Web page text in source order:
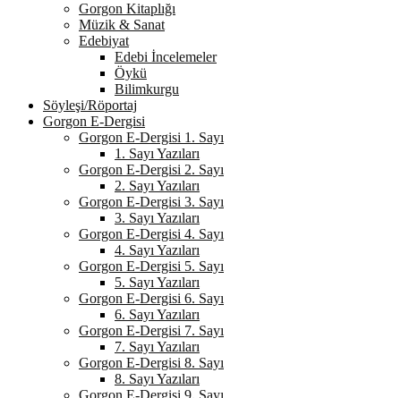
Gorgon Kitaplığı
Müzik & Sanat
Edebiyat
Edebi İncelemeler
Öykü
Bilimkurgu
Söyleşi/Röportaj
Gorgon E-Dergisi
Gorgon E-Dergisi 1. Sayı
1. Sayı Yazıları
Gorgon E-Dergisi 2. Sayı
2. Sayı Yazıları
Gorgon E-Dergisi 3. Sayı
3. Sayı Yazıları
Gorgon E-Dergisi 4. Sayı
4. Sayı Yazıları
Gorgon E-Dergisi 5. Sayı
5. Sayı Yazıları
Gorgon E-Dergisi 6. Sayı
6. Sayı Yazıları
Gorgon E-Dergisi 7. Sayı
7. Sayı Yazıları
Gorgon E-Dergisi 8. Sayı
8. Sayı Yazıları
Gorgon E-Dergisi 9. Sayı